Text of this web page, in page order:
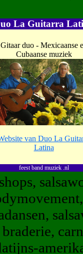
La Guitarra
Gitaar duo - Mexicaanse
Cubaanse muziek
van Duo La
Latina
feest band muziek .nl